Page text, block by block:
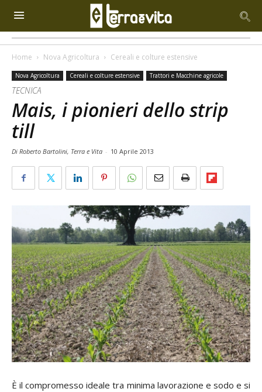
Home Nova Agricoltura Cereali e colture estensive
Nova Agricoltura Cereali e colture estensive Trattori e Macchine agricole
TECNICA
Mais, i pionieri dello strip
till
Di Roberto Bartolini, Terra e Vita - 10 Aprile 2013
È il compromesso ideale tra minima lavorazione e sodo e si